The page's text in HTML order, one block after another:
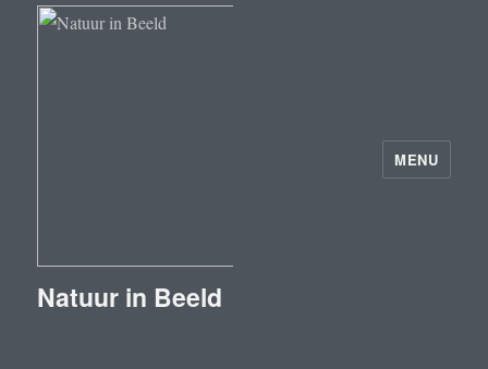
Natuur in Beeld
MENU